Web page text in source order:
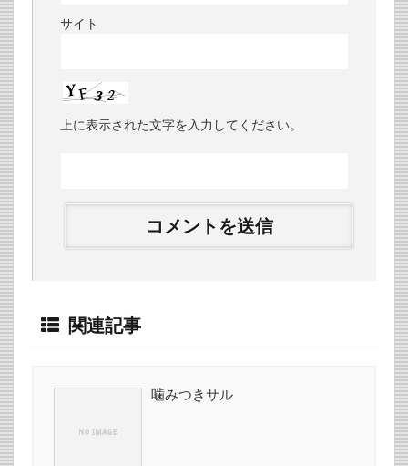
サイト
上に表示された文字を入力してください。
関連記事
噛みつきサル